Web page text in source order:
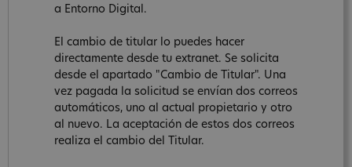
a Entorno Digital.
El cambio de titular lo puedes hacer
directamente desde tu extranet. Se solicita
desde el apartado "Cambio de Titular". Una
vez pagada la solicitud se envían dos correos
automáticos, uno al actual propietario y otro
al nuevo. La aceptación de estos dos correos
realiza el cambio del Titular.